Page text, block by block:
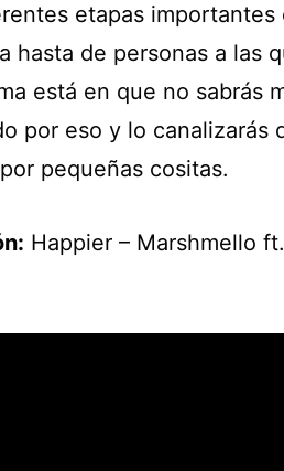
etapas
hasta de personas a las
está en que no sabrás
por eso y lo canalizarás
pequeñas cositas.
Happier – Marshmello